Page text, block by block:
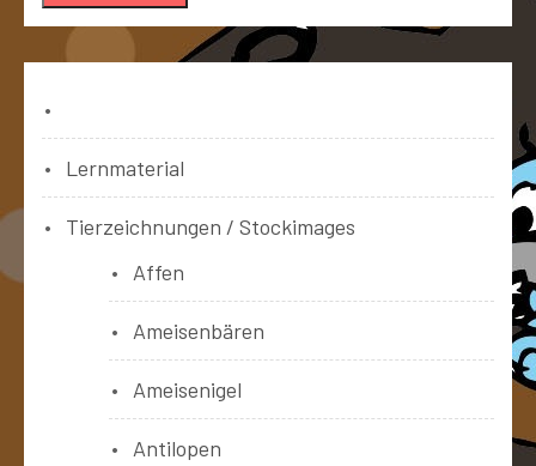
Lernmaterial
Tierzeichnungen / Stockimages
Affen
Ameisenbären
Ameisenigel
Antilopen